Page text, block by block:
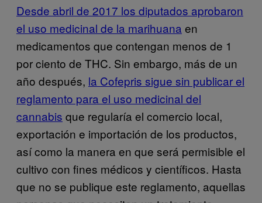
Desde abril de 2017 los diputados aprobaron
el uso medicinal de la marihuana en
medicamentos que contengan menos de 1
por ciento de THC. Sin embargo, más de un
año después, la Cofepris sigue sin publicar el
reglamento para el uso medicinal del
cannabis que regularía el comercio local,
exportación e importación de los productos,
así como la manera en que será permisible el
cultivo con fines médicos y científicos. Hasta
que no se publique este reglamento, aquellas